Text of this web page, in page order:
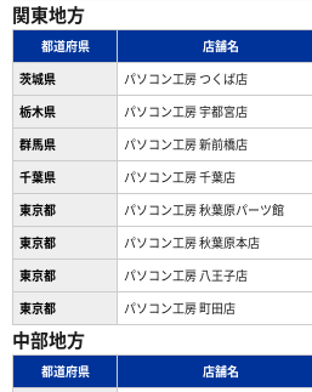
関東地方
都道府県 店舗名
茨城県
パソコン工房 つくば店
栃木県
パソコン工房 宇都宮店
群馬県
パソコン工房 新前橋店
千葉県
パソコン工房 千葉店
東京都
パソコン工房 秋葉原パーツ館
東京都
パソコン工房 秋葉原本店
東京都
パソコン工房 八王子店
東京都
パソコン工房 町田店
中部地方
都道府県 店舗名